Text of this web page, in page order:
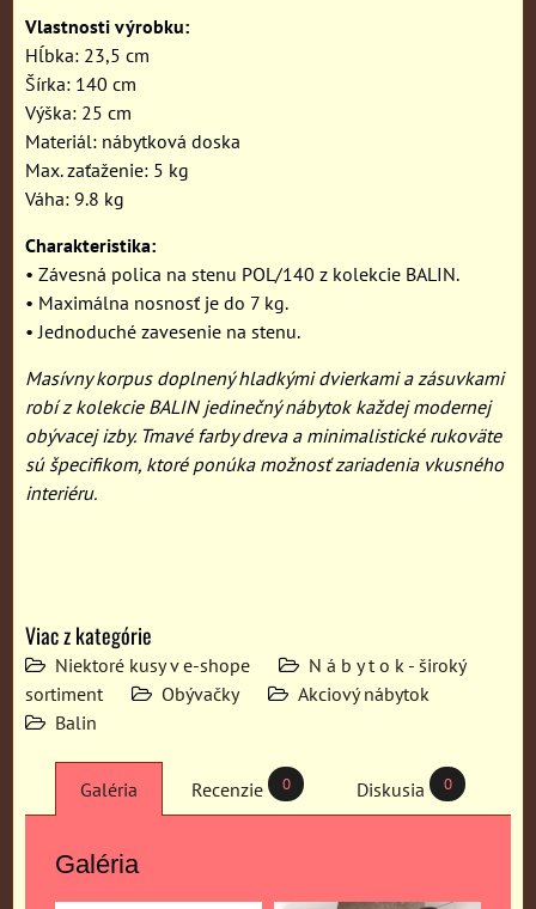
Vlastnosti výrobku:
Hĺbka: 23,5 cm
Šírka: 140 cm
Výška: 25 cm
Materiál: nábytková doska
Max. zaťaženie: 5 kg
Váha: 9.8 kg
Charakteristika:
• Závesná polica na stenu POL/140 z kolekcie BALIN.
• Maximálna nosnosť je do 7 kg.
• Jednoduché zavesenie na stenu.
Masívny korpus doplnený hladkými dvierkami a zásuvkami
robí z kolekcie BALIN jedinečný nábytok každej modernej
obývacej izby. Tmavé farby dreva a minimalistické rukoväte
sú špecifikom, ktoré ponúka možnosť zariadenia vkusného
interiéru.
Viac z kategórie
Niektoré kusy v e-shope
N á b y t o k - široký
sortiment
Obývačky
Akciový nábytok
Balin
Galéria Recenzie 0 Diskusia 0
Galéria